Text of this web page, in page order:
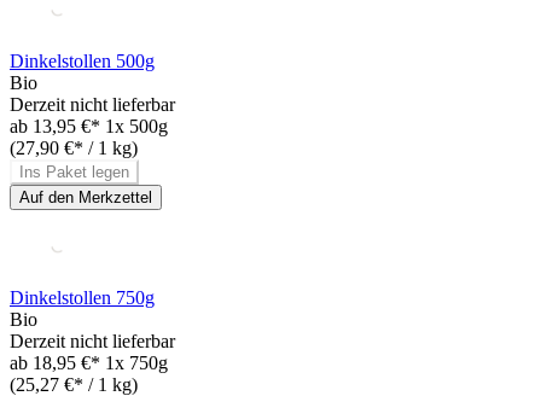
Dinkelstollen 500g
Bio
Derzeit nicht lieferbar
ab 13,95 €* 1x 500g
(27,90 €* / 1 kg)
Ins Paket legen
Auf den Merkzettel
Dinkelstollen 750g
Bio
Derzeit nicht lieferbar
ab 18,95 €* 1x 750g
(25,27 €* / 1 kg)